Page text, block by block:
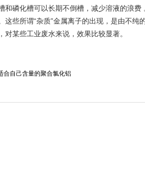
磷化槽可以长期不倒槽，减少溶液的浪费
些所谓“杂质”金属离子的出现，是由不纯
某些工业废水来说，效果比较显著。
合自己含量的聚合氯化铝